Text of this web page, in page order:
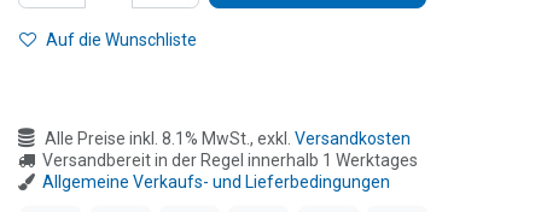
Auf die Wunschliste
Alle Preise inkl. 8.1% MwSt., exkl. Versandkosten
Versandbereit in der Regel innerhalb 1 Werktages
Allgemeine Verkaufs- und Lieferbedingungen